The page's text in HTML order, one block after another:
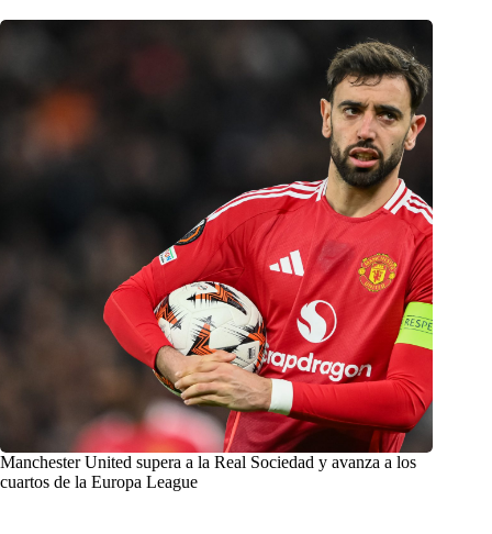
Manchester United supera a la Real Sociedad y avanza a los
cuartos de la Europa League